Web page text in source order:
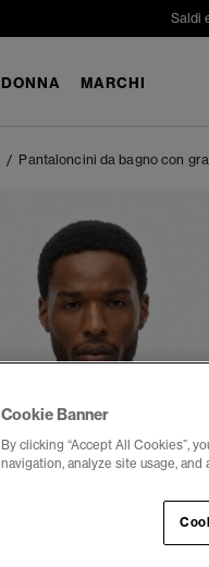
Saldi
DONNA MARCHI
Pantaloncini da bagno con
Cookie Banner
By clicking “Accept All Cookies”,
navigation, analyze site usage,